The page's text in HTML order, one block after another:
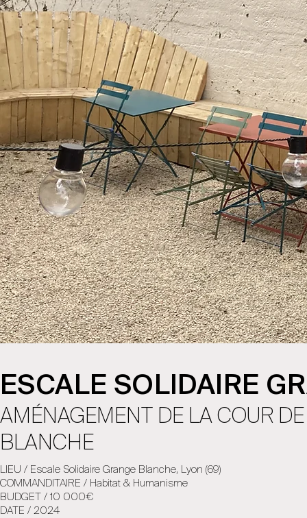
ESCALE SOLIDAIRE
AMÉNAGEMENT DE LA COUR
BLANCHE
LIEU / Escale Solidaire Grange Blanche, Lyon (69)
COMMANDITAIRE / Habitat & Humanisme
BUDGET / 10 000€
DATE / 2024